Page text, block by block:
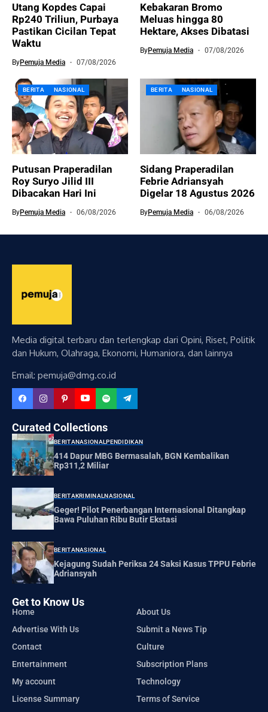
Utang Kopdes Capai
Rp240 Triliun, Purbaya
Pastikan Cicilan Tepat
Waktu
ByPemuja Media 07/08/2026
Kebakaran Bromo
Meluas hingga 80
Hektare, Akses Dibatasi
ByPemuja Media 07/08/2026
BERITA NASIONAL
Putusan Praperadilan
Roy Suryo Jilid III
Dibacakan Hari Ini
ByPemuja Media 06/08/2026
BERITA NASIONAL
Sidang Praperadilan
Febrie Adriansyah
Digelar 18 Agustus 2026
ByPemuja Media 06/08/2026
Media digital terbaru dan terlengkap dari Opini, Riset, Politik
dan Hukum, Olahraga, Ekonomi, Humaniora, dan lainnya
Email: pemuja@dmg.co.id
Curated Collections
BERITANASIONALPENDIDIKAN
414 Dapur MBG Bermasalah, BGN Kembalikan
Rp311,2 Miliar
BERITAKRIMINALNASIONAL
Geger! Pilot Penerbangan Internasional Ditangkap
Bawa Puluhan Ribu Butir Ekstasi
BERITANASIONAL
Kejagung Sudah Periksa 24 Saksi Kasus TPPU Febrie
Adriansyah
Get to Know Us
Home
About Us
Advertise With Us
Submit a News Tip
Contact
Culture
Entertainment
Subscription Plans
My account
Technology
License Summary
Terms of Service